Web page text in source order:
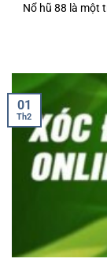
Nổ hũ 88 là một
01
Th2